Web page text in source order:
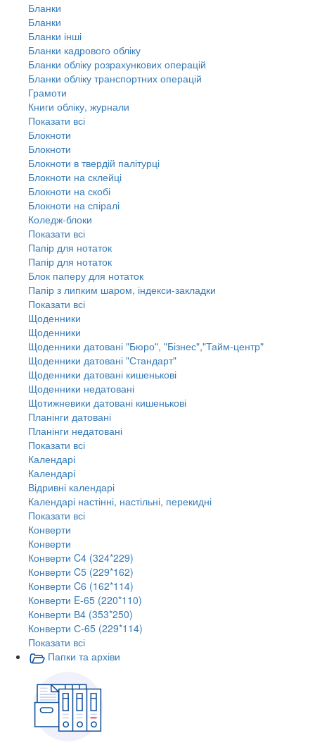
Бланки
Бланки
Бланки інші
Бланки кадрового обліку
Бланки обліку розрахункових операцій
Бланки обліку транспортних операцій
Грамоти
Книги обліку, журнали
Показати всі
Блокноти
Блокноти
Блокноти в твердій палітурці
Блокноти на склейці
Блокноти на скобі
Блокноти на спіралі
Коледж-блоки
Показати всі
Папір для нотаток
Папір для нотаток
Блок паперу для нотаток
Папір з липким шаром, індекси-закладки
Показати всі
Щоденники
Щоденники
Щоденники датовані "Бюро", "Бізнес","Тайм-центр"
Щоденники датовані "Стандарт"
Щоденники датовані кишенькові
Щоденники недатовані
Щотижневики датовані кишенькові
Планінги датовані
Планінги недатовані
Показати всі
Календарі
Календарі
Відривні календарі
Календарі настінні, настільні, перекидні
Показати всі
Конверти
Конверти
Конверти C4 (324*229)
Конверти C5 (229*162)
Конверти C6 (162*114)
Конверти E-65 (220*110)
Конверти В4 (353*250)
Конверти С-65 (229*114)
Показати всі
Папки та архіви